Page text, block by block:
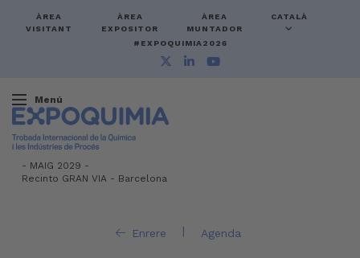
ÀREA
VISITANT
ÀREA
EXPOSITOR
ÀREA
MUNTADOR
CATALÀ
#EXPOQUIMIA2026
Menú
- MAIG 2029 -
Recinto GRAN VIA - Barcelona
Enrere | Agenda